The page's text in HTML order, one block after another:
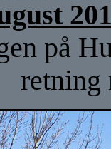
på
retning